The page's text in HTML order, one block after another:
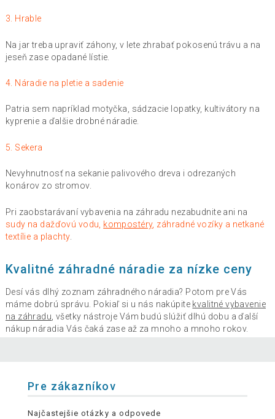
3. Hrable
Na jar treba upraviť záhony, v lete zhrabať pokosenú trávu a na
jeseň zase opadané lístie.
4. Náradie na pletie a sadenie
Patria sem napríklad motyčka, sádzacie lopatky, kultivátory na
kyprenie a ďalšie drobné náradie.
5. Sekera
Nevyhnutnosť na sekanie palivového dreva i odrezaných
konárov zo stromov.
Pri zaobstarávaní vybavenia na záhradu nezabudnite ani na
sudy na dažďovú vodu, kompostéry, záhradné vozíky a netkané
textílie a plachty.
Kvalitné záhradné náradie za nízke ceny
Desí vás dlhý zoznam záhradného náradia? Potom pre Vás
máme dobrú správu. Pokiaľ si u nás nakúpite kvalitné vybavenie
na záhradu , všetky nástroje Vám budú slúžiť dlhú dobu a ďalší
nákup náradia Vás čaká zase až za mnoho a mnoho rokov.
Pre zákazníkov
Najčastejšie otázky a odpovede